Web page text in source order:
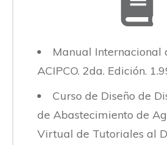
Manual Internacional
ACIPCO. 2da. Edición.
Curso de Diseño de
de Abastecimiento de
Virtual de Tutoriales al